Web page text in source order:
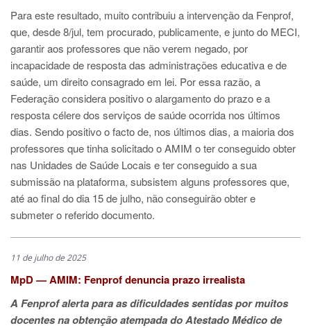
Para este resultado, muito contribuiu a intervenção da Fenprof,
que, desde 8/jul, tem procurado, publicamente, e junto do MECI,
garantir aos professores que não verem negado, por
incapacidade de resposta das administrações educativa e de
saúde, um direito consagrado em lei. Por essa razão, a
Federação considera positivo o alargamento do prazo e a
resposta célere dos serviços de saúde ocorrida nos últimos
dias. Sendo positivo o facto de, nos últimos dias, a maioria dos
professores que tinha solicitado o AMIM o ter conseguido obter
nas Unidades de Saúde Locais e ter conseguido a sua
submissão na plataforma, subsistem alguns professores que,
até ao final do dia 15 de julho, não conseguirão obter e
submeter o referido documento.
11 de julho de 2025
MpD — AMIM: Fenprof denuncia prazo irrealista
A Fenprof alerta para as dificuldades sentidas por muitos
docentes na obtenção atempada do Atestado Médico de